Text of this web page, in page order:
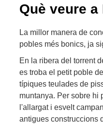
Què veure
La millor manera de
pobles més bonics, ja
En la ribera del torrent
es troba el petit poble de
típiques teulades de
muntanya. Per sobre hi
l'allargat i esvelt
antigues construccions